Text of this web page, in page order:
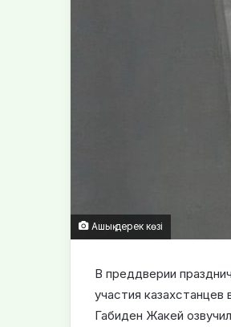
Ашық дерек көзі
В преддверии
участия
Габиден Жакей